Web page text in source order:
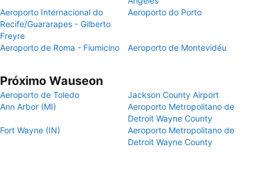
Aeroporto Internacional do
Recife/Guararapes - Gilberto
Freyre
Aeroporto do Porto
Aeroporto de Roma - Fiumicino Aeroporto de Montevidéu
Próximo Wauseon
Aeroporto de Toledo
Jackson County Airport
Ann Arbor (MI)
Aeroporto Metropolitano de
Detroit Wayne County
Fort Wayne (IN)
Aeroporto Metropolitano de
Detroit Wayne County